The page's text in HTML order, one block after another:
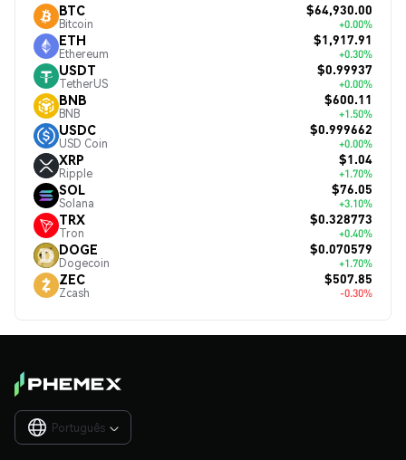
BTC
Bitcoin
$64,930.00
+0.00%
ETH
Ethereum
$1,917.91
+0.30%
USDT
TetherUS
$0.99937
+0.00%
BNB
BNB
$600.11
+1.50%
USDC
USD Coin
$0.999662
+0.00%
XRP
Ripple
$1.04
+1.70%
SOL
Solana
$76.05
+3.10%
TRX
Tron
$0.328773
+0.40%
DOGE
Dogecoin
$0.070579
+1.70%
ZEC
Zcash
$507.85
-0.30%
Português 